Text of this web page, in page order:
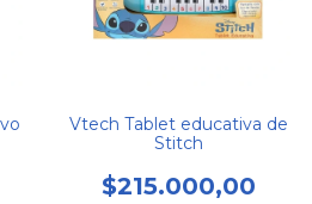
Vtech Tablet educativa de
Stitch
$215.000,00